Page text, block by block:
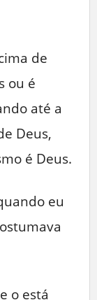
de
ou é
até a
Deus,
é Deus.
eu
o está